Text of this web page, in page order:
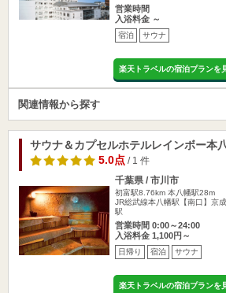
営業時間
入浴料金 ～
宿泊 サウナ
楽天トラベルの宿泊プランを
関連情報から探す
サウナ＆カプセルホテルレインボー本
5.0点/ 1 件
千葉県 / 市川市
初富駅8.76km 本八幡駅28m
JR総武線本八幡駅【南口】京
駅
営業時間 0:00～24:00
入浴料金 1,100円～
日帰り 宿泊 サウナ
楽天トラベルの宿泊プランを